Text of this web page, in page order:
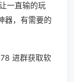
一直输的玩
器，有需要的
进群获取软